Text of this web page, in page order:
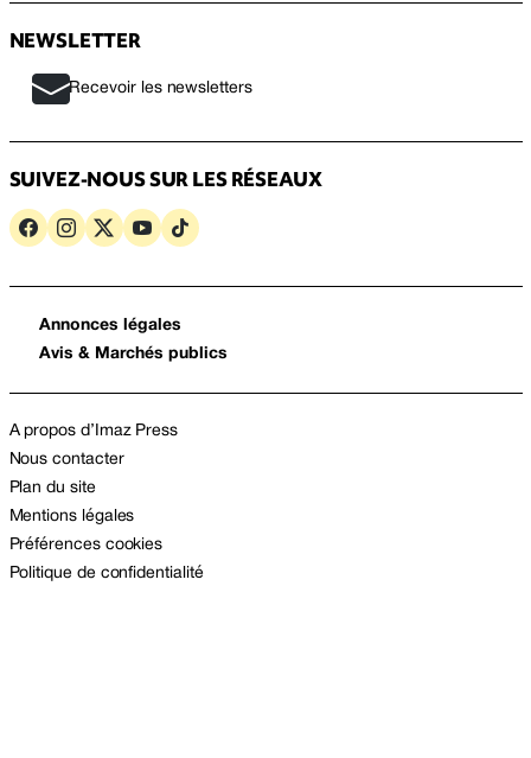
NEWSLETTER
Recevoir les newsletters
SUIVEZ-NOUS SUR LES RÉSEAUX
Annonces légales
Avis & Marchés publics
A propos d’Imaz Press
Nous contacter
Plan du site
Mentions légales
Préférences cookies
Politique de confidentialité